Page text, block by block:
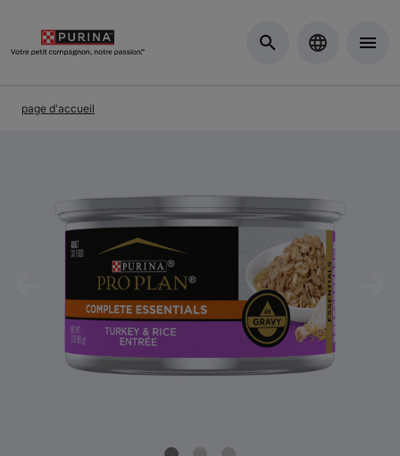
page d'accueil
Previous